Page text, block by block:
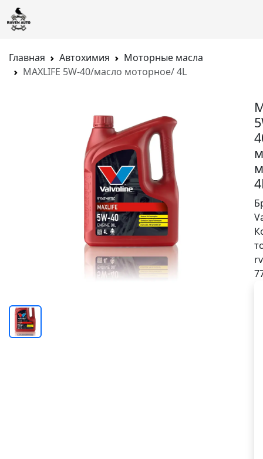
Главная Автохимия
Моторные масла
MAXLIFE 5W-40/масло моторное/ 4L